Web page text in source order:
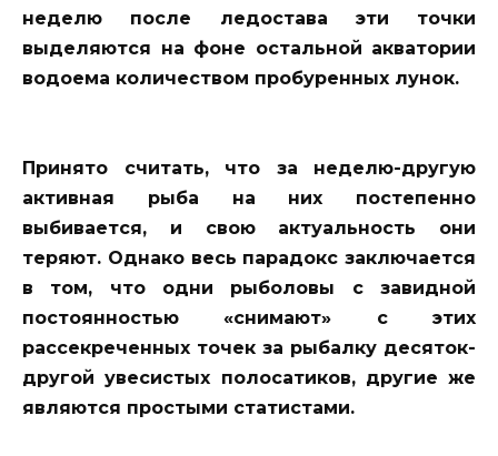
неделю после ледостава эти точки
выделяются на фоне остальной акватории
водоема количеством пробуренных лунок.
Принято считать, что за неделю-другую
активная рыба на них постепенно
выбивается, и свою актуальность они
теряют. Однако весь парадокс заключается
в том, что одни рыболовы с завидной
постоянностью «снимают» с этих
рассекреченных точек за рыбалку десяток-
другой увесистых полосатиков, другие же
являются простыми статистами.